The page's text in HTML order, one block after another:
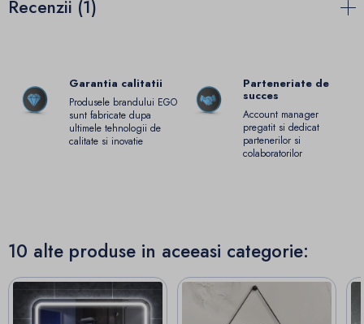
Recenzii (1)
Garantia calitatii
Produsele brandului EGO
sunt fabricate dupa
ultimele tehnologii de
calitate si inovatie
Parteneriate de
succes
Account manager
pregatit si dedicat
partenerilor si
colaboratorilor
10 alte produse in aceeasi categorie: